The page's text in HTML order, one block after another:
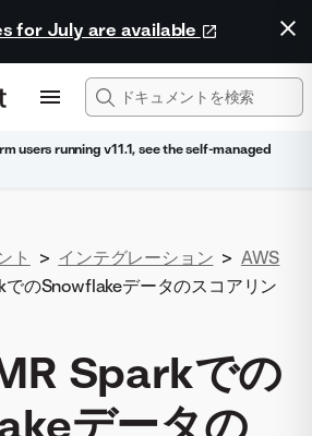
for July are available
users running v11.1, see the self-managed
ト > インテグレーション > AWS
でのSnowflakeデータのスコアリン
Sparkでの
データの